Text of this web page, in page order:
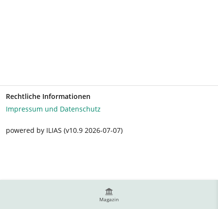
Magazin
Rechtliche Informationen
Impressum und Datenschutz
powered by ILIAS (v10.9 2026-07-07)